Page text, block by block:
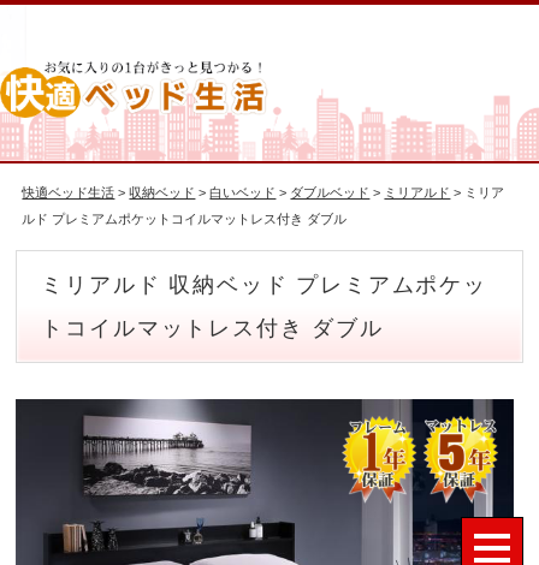
快適ベッド生活 >収納ベッド >白いベッド > ダブルベッド > ミリアルド > ミリア
ルド プレミアムポケットコイルマットレス付き ダブル
ミリアルド 収納ベッド プレミアムポケッ
トコイルマットレス付き ダブル